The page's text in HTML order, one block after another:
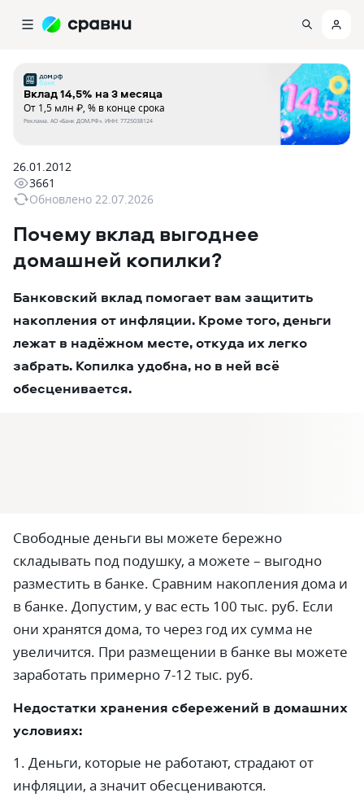
Вклад 14,5% на 3 месяца
От 1,5 млн ₽, % в конце срока
Реклама. АО «Банк ДОМ.РФ». ИНН: 7725038124
26.01.2012
3661
Обновлено 22.07.2026
Почему вклад выгоднее
домашней копилки?
Банковский вклад помогает вам защитить
накопления от инфляции. Кроме того, деньги
лежат в надёжном месте, откуда их легко
забрать. Копилка удобна, но в ней всё
обесценивается.
Свободные деньги вы можете бережно
складывать под подушку, а можете – выгодно
разместить в банке. Сравним накопления дома и
в банке. Допустим, у вас есть 100 тыс. руб. Если
они хранятся дома, то через год их сумма не
увеличится. При размещении в банке вы можете
заработать примерно 7-12 тыс. руб.
Недостатки хранения сбережений в домашних
условиях:
1. Деньги, которые не работают, страдают от
инфляции, а значит обесцениваются.